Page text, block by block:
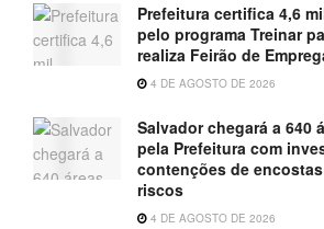
Prefeitura certifica 4,6
pelo programa Treinar
realiza Feirão de
4 DE AGOSTO DE 2026
Salvador chegará a 640
pela Prefeitura com
contenções de
riscos
4 DE AGOSTO DE 2026